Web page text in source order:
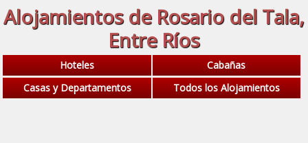
Alojamientos de Rosario del Tala,
Entre Ríos
Hoteles
Cabañas
Casas y Departamentos
Todos los Alojamientos